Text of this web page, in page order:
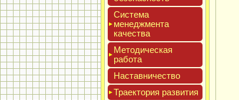
Сис­те­ма
ме­нед­жмен­та
ка­чес­тва
Мето­дичес­кая
ра­бота
Нас­тавни­чес­тво
Тра­ек­то­рия раз­ви­тия